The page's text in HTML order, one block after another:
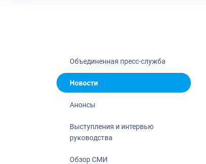
Объединенная пресс-служба
Новости
Анонсы
Выступления и интервью
руководства
Обзор СМИ